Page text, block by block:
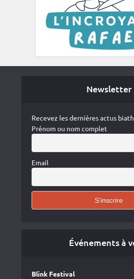
Newsletter
Recevez les dernières actus
Prénom ou nom complet
Email
Événements à
Blink Festival